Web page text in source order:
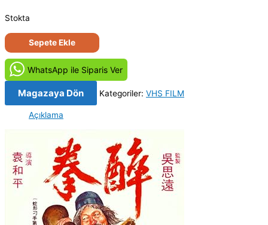
Stokta
Küçük
Dev
Adam
-
quan
Kaset
Film
adet
Sepete Ekle
WhatsApp ile Siparis Ver
Magazaya Dön Kategoriler: VHS FILM
Açıklama